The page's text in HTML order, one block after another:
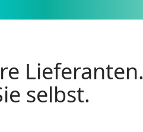
Lieferanten.
selbst.